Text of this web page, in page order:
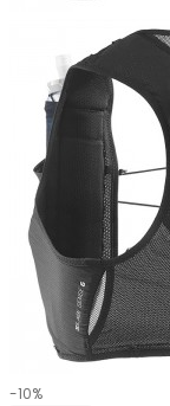
-10%